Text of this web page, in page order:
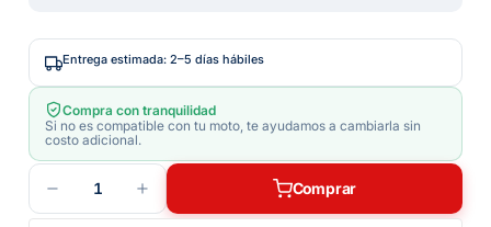
Entrega estimada: 2–5 días hábiles
Compra con tranquilidad
Si no es compatible con tu moto, te ayudamos a cambiarla sin
costo adicional.
1 Comprar